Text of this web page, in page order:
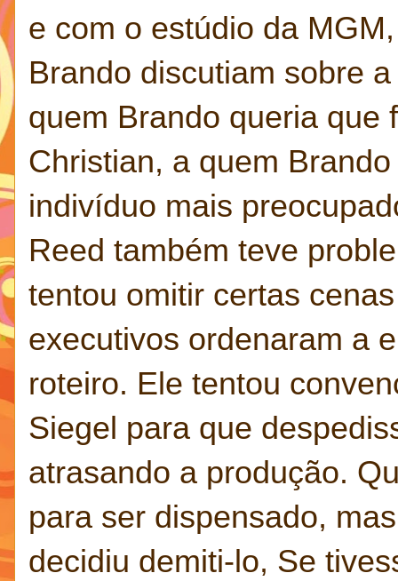
e com o estúdio da
Brando discutiam sobre
quem Brando queria que
Christian, a quem Brando
indivíduo mais
Reed também teve
tentou omitir certas
executivos ordenaram a
roteiro. Ele tentou
Siegel para que
atrasando a produção.
para ser dispensado,
decidiu demiti-lo, Se